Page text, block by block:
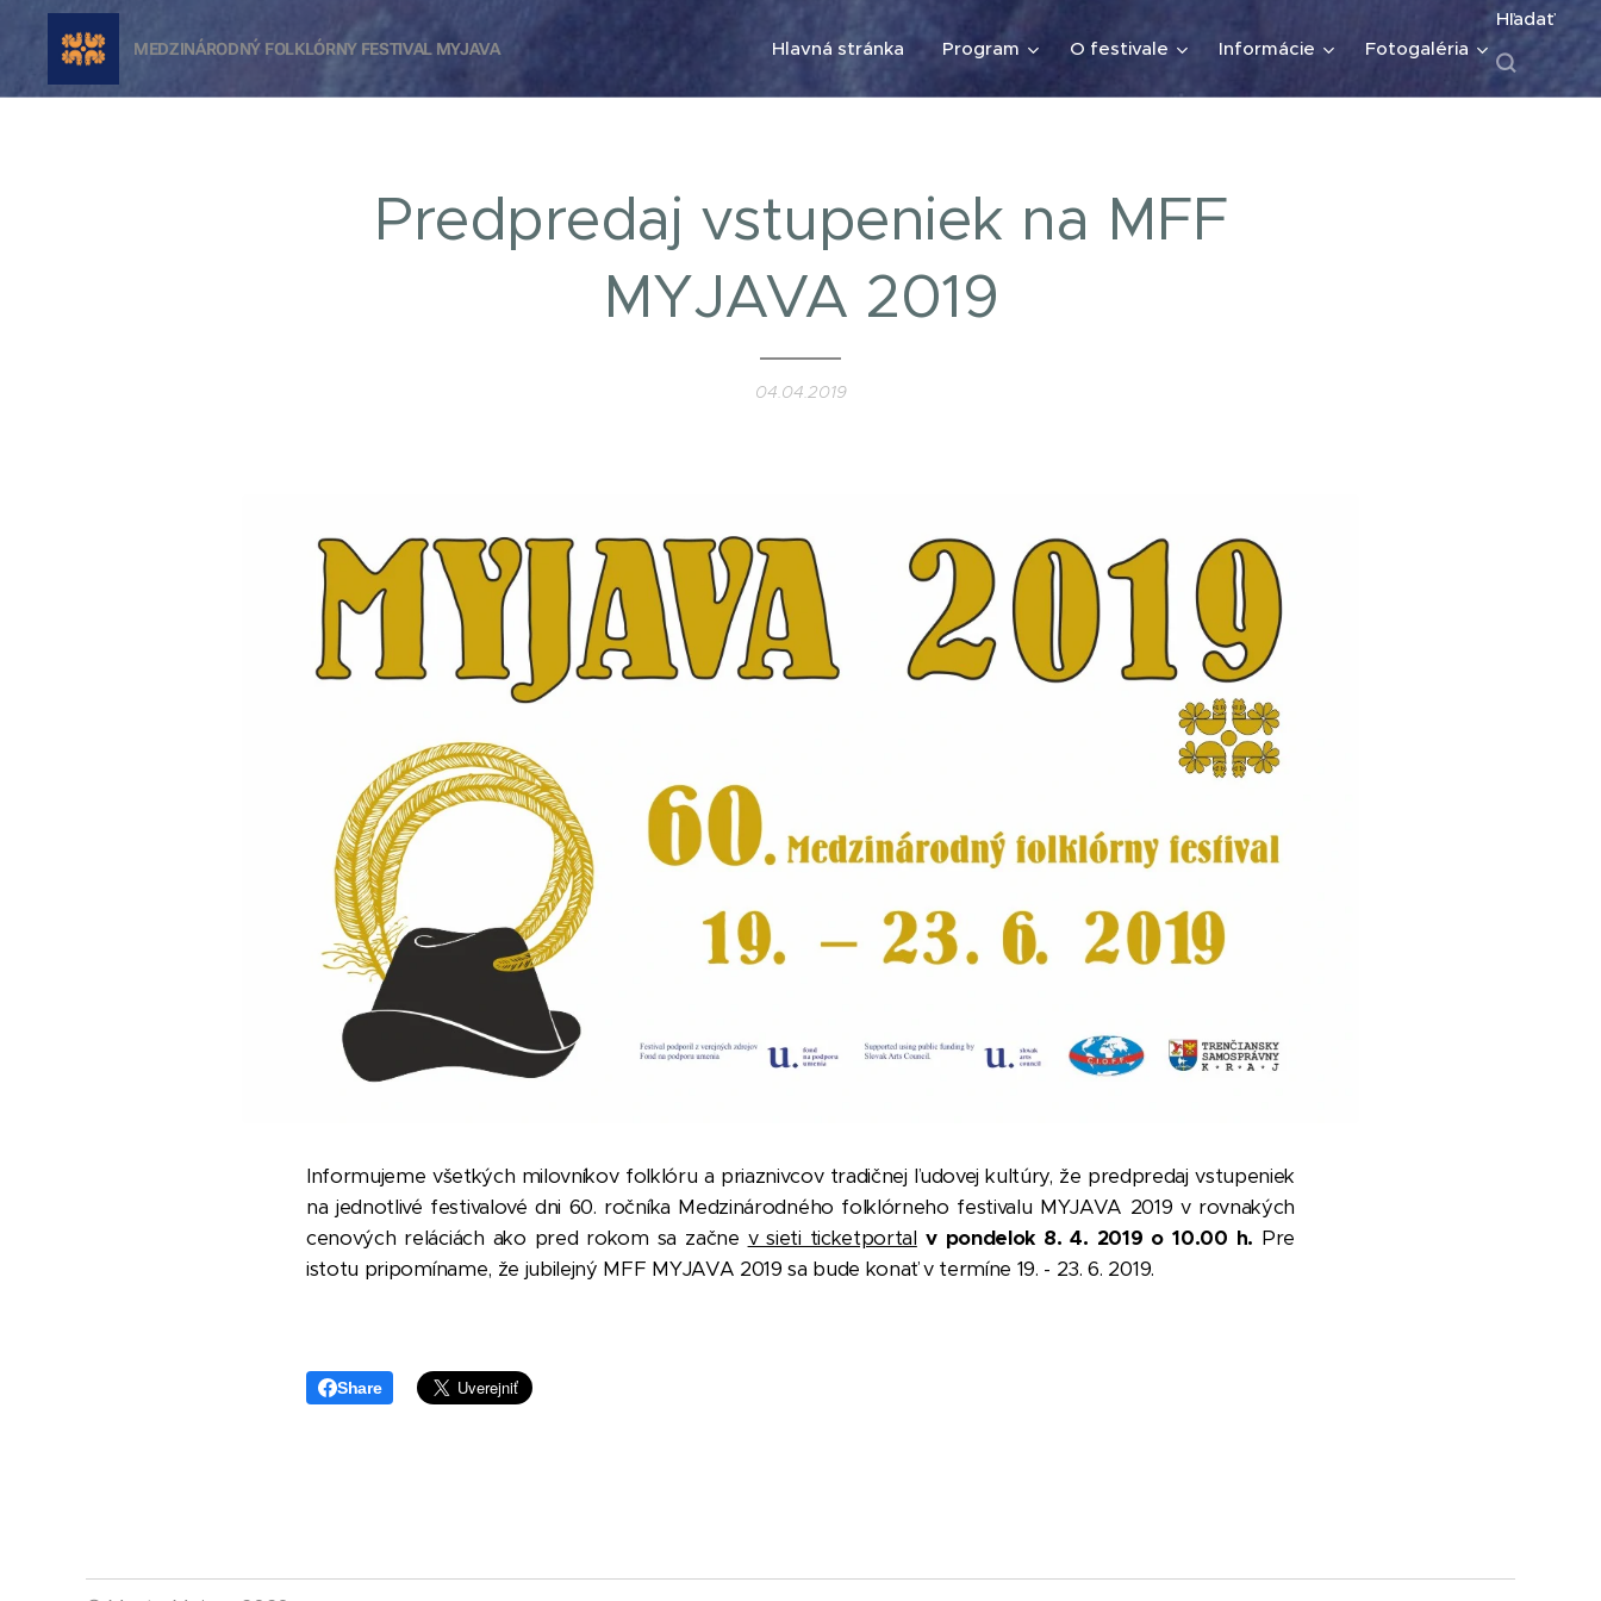
MEDZINÁRODNÝ FOLKLÓRNY FESTIVAL MYJAVA Hlavná stránka Program O festivale Informácie Fotogaléria
Hľadať
Predpredaj vstupeniek na MFF
MYJAVA 2019
04.04.2019
Informujeme všetkých milovníkov folklóru a priaznivcov tradičnej ľudovej kultúry, že predpredaj vstupeniek
na jednotlivé festivalové dni 60. ročníka Medzinárodného folklórneho festivalu MYJAVA 2019 v rovnakých
cenových reláciách ako pred rokom sa začne v sieti ticketportal v pondelok 8. 4. 2019 o 10.00 h. Pre
istotu pripomíname, že jubilejný MFF MYJAVA 2019 sa bude konať v termíne 19. - 23. 6. 2019.
Share